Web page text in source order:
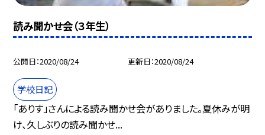
読み聞かせ会（３年生）
公開日 2020/08/24 更新日 2020/08/24
学校日記
「ありす」さんによる読み聞かせ会がありました。夏休みが明
け、久しぶりの読み聞かせ...